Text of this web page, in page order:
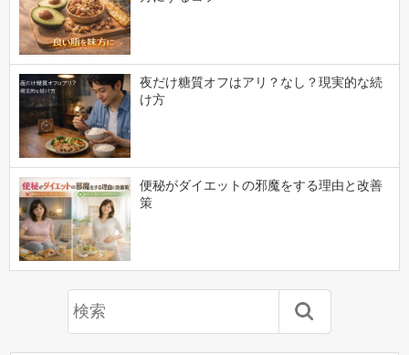
夜だけ糖質オフはアリ？なし？現実的な続
け方
便秘がダイエットの邪魔をする理由と改善
策